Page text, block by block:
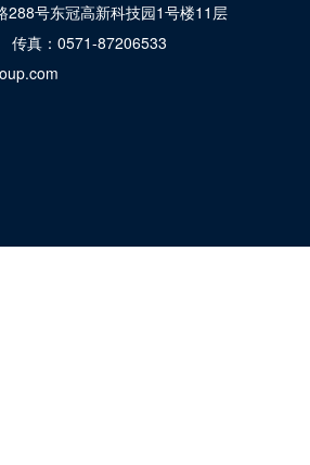
288号东冠高新科技园1号楼11层
传真： 0571-87206533